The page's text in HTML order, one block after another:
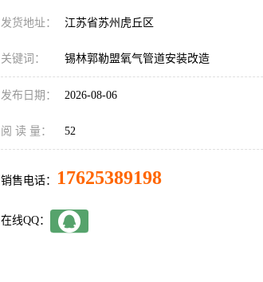
发货地址： 江苏省苏州虎丘区
关键词： 锡林郭勒盟氧气管道安装改造
发布日期： 2026-08-06
阅 读 量： 52
销售电话： 17625389198
在线QQ：